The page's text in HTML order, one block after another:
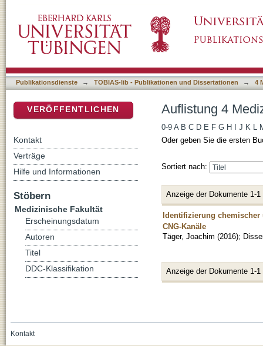
Publikationsdienste → TOBIAS-lib - Publikationen und Dissertationen → 4
Auflistung 4
0-9 A B C D E F G H J K L
Oder geben Sie die ersten
Sortiert nach:
Anzeige der Dokumente 1-1
Identifizierung chemischer
CNG-Kanäle
Täger, Joachim (2016);
Anzeige der Dokumente 1-1
VERÖFFENTLICHEN
Kontakt
Verträge
Hilfe und Informationen
Stöbern
Medizinische Fakultät
Erscheinungsdatum
Autoren
Titel
DDC-Klassifikation
Kontakt